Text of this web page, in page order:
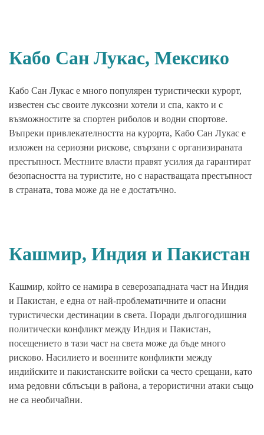
Кабо Сан Лукас, Мексико
Кабо Сан Лукас е много популярен туристически курорт,
известен със своите луксозни хотели и спа, както и с
възможностите за спортен риболов и водни спортове.
Въпреки привлекателността на курорта, Кабо Сан Лукас е
изложен на сериозни рискове, свързани с организираната
престъпност. Местните власти правят усилия да гарантират
безопасността на туристите, но с нарастващата престъпност
в страната, това може да не е достатъчно.
Кашмир, Индия и Пакистан
Кашмир, който се намира в северозападната част на Индия
и Пакистан, е една от най-проблематичните и опасни
туристически дестинации в света. Поради дългогодишния
политически конфликт между Индия и Пакистан,
посещението в тази част на света може да бъде много
рисково. Насилието и военните конфликти между
индийските и пакистанските войски са често срещани, като
има редовни сблъсъци в района, а терористични атаки също
не са необичайни.